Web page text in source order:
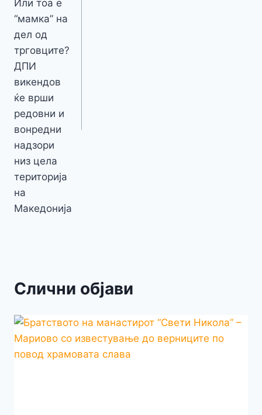
Или тоа е
“мамка” на
дел од
трговците?
ДПИ
викендов
ќе врши
редовни и
вонредни
надзори
низ цела
територија
на
Македонија
Слични објави